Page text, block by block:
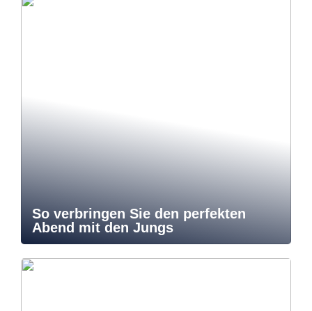
So verbringen Sie den perfekten
Abend mit den Jungs